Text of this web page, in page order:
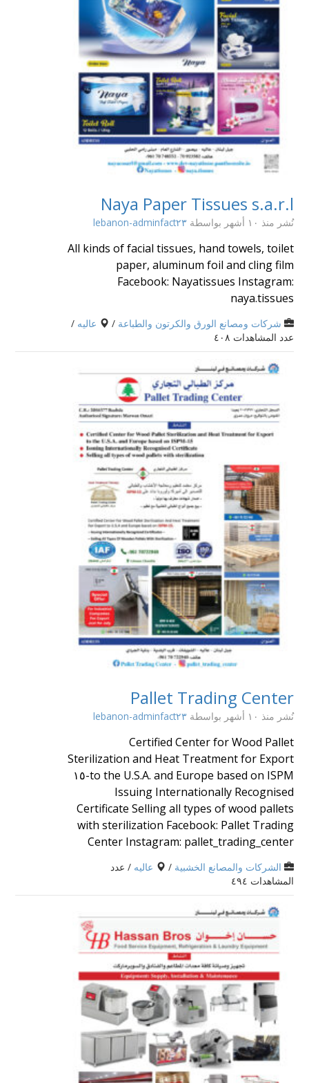
Naya Paper Tissues s.a.r.l
نُشر منذ ١٠ أشهر بواسطة lebanon-adminfact٢٣
All kinds of facial tissues, hand towels, toilet
paper, aluminum foil and cling film
Facebook: Nayatissues Instagram:
naya.tissues
شركات ومصانع الورق والكرتون والطباعة / عاليه /
عدد المشاهدات ٤٠٨
Pallet Trading Center
نُشر منذ ١٠ أشهر بواسطة lebanon-adminfact٢٣
Certified Center for Wood Pallet
Sterilization and Heat Treatment for Export
to the U.S.A. and Europe based on ISPM-١٥
Issuing Internationally Recognised
Certificate Selling all types of wood pallets
with sterilization Facebook: Pallet Trading
Center Instagram: pallet_trading_center
الشركات والمصانع الخشبية / عاليه / عدد
المشاهدات ٤٩٤